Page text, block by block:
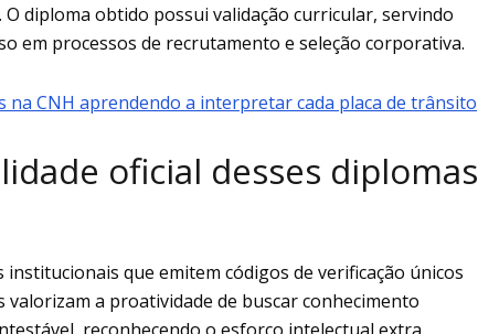
diploma obtido possui validação curricular, servindo
em processos de recrutamento e seleção corporativa.
na CNH aprendendo a interpretar cada placa de trânsito
oficial desses diplomas
que emitem códigos de verificação únicos
a proatividade de buscar conhecimento
reconhecendo o esforço intelectual extra